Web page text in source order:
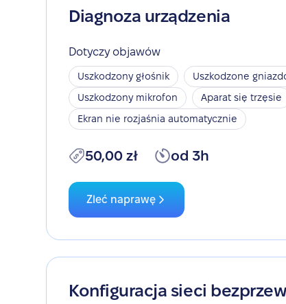
Diagnoza urządzenia
Dotyczy objawów
Uszkodzony głośnik
Uszkodzone
Uszkodzony mikrofon
Aparat się trzęsie
Ekran nie rozjaśnia automatycznie
50,00 zł od 3h
Zleć naprawę
Konfiguracja sieci